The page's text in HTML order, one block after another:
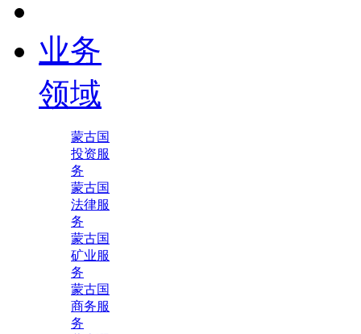
业务
领域
蒙古国
投资服
务
蒙古国
法律服
务
蒙古国
矿业服
务
蒙古国
商务服
务